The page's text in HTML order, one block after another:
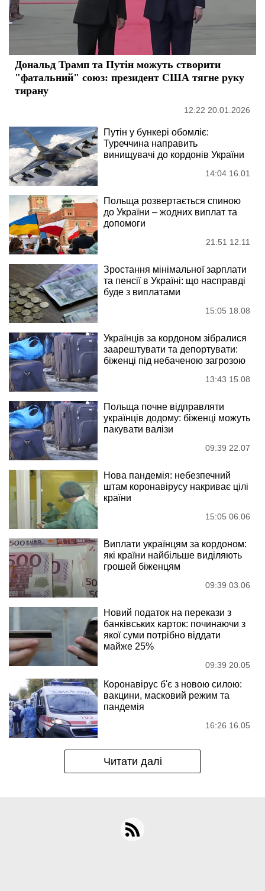
Дональд Трамп та Путін можуть створити
"фатальний" союз: президент США тягне руку
тирану
12:22 20.01.2026
Путін у бункері обомліє:
Туреччина направить
винищувачі до кордонів України
14:04 16.01
Польща розвертається спиною
до України – жодних виплат та
допомоги
21:51 12.11
Зростання мінімальної зарплати
та пенсії в Україні: що насправді
буде з виплатами
15:05 18.08
Українців за кордоном зібралися
заарештувати та депортувати:
біженці під небаченою загрозою
13:43 15.08
Польща почне відправляти
українців додому: біженці можуть
пакувати валізи
09:39 22.07
Нова пандемія: небезпечний
штам коронавірусу накриває цілі
країни
15:05 06.06
Виплати українцям за кордоном:
які країни найбільше виділяють
грошей біженцям
09:39 03.06
Новий податок на перекази з
банківських карток: починаючи з
якої суми потрібно віддати
майже 25%
09:39 20.05
Коронавірус б'є з новою силою:
вакцини, масковий режим та
пандемія
16:26 16.05
Читати далі